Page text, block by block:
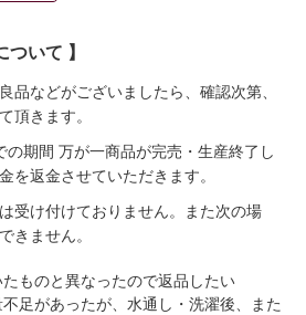
ついて 】
品などがございましたら、確認次第、
頂きます。
期間 万が一商品が完売・生産終了し
を返金させていただきます。
受け付けておりません。また次の場
きません。
ものと異なったので返品したい
足があったが、水通し・洗濯後、また